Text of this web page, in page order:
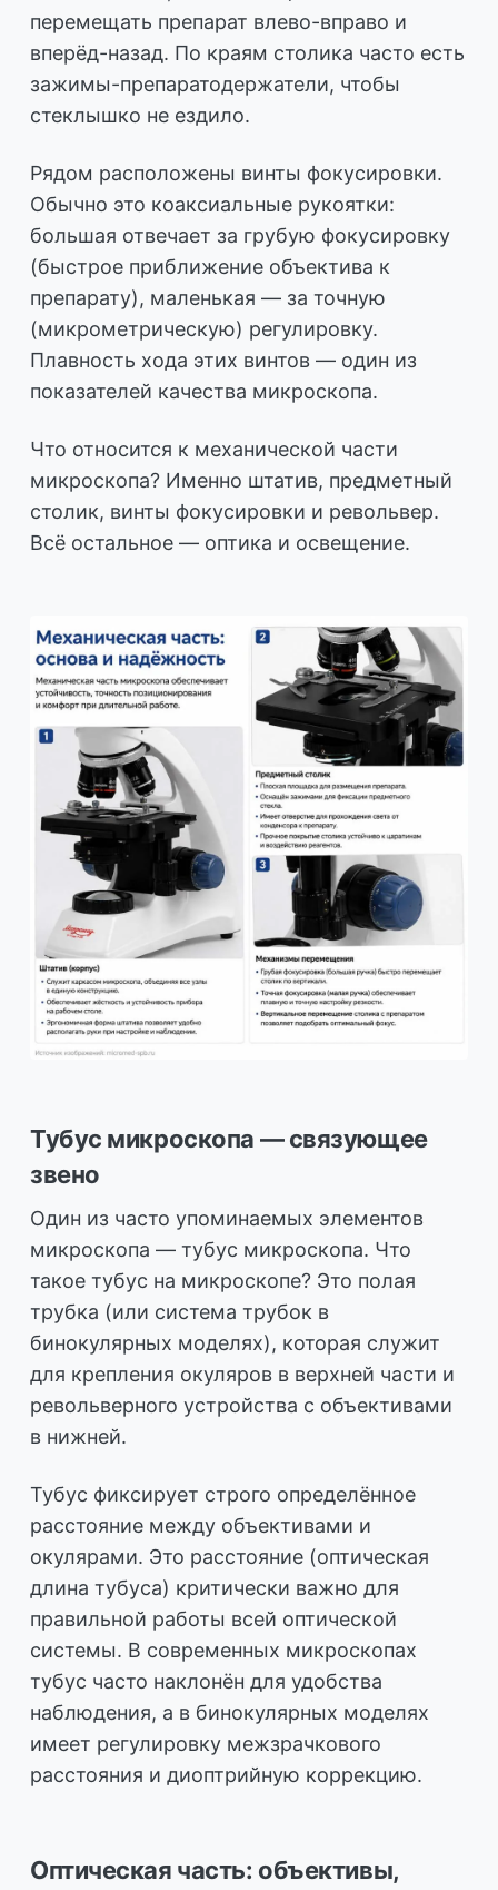
перемещать препарат влево-вправо и
вперёд-назад. По краям столика часто есть
зажимы-препаратодержатели, чтобы
стеклышко не ездило.
Рядом расположены винты фокусировки.
Обычно это коаксиальные рукоятки:
большая отвечает за грубую фокусировку
(быстрое приближение объектива к
препарату), маленькая — за точную
(микрометрическую) регулировку.
Плавность хода этих винтов — один из
показателей качества микроскопа.
Что относится к механической части
микроскопа? Именно штатив, предметный
столик, винты фокусировки и револьвер.
Всё остальное — оптика и освещение.
Тубус микроскопа — связующее
звено
Один из часто упоминаемых элементов
микроскопа — тубус микроскопа. Что
такое тубус на микроскопе? Это полая
трубка (или система трубок в
бинокулярных моделях), которая служит
для крепления окуляров в верхней части и
револьверного устройства с объективами
в нижней.
Тубус фиксирует строго определённое
расстояние между объективами и
окулярами. Это расстояние (оптическая
длина тубуса) критически важно для
правильной работы всей оптической
системы. В современных микроскопах
тубус часто наклонён для удобства
наблюдения, а в бинокулярных моделях
имеет регулировку межзрачкового
расстояния и диоптрийную коррекцию.
Оптическая часть: объективы,